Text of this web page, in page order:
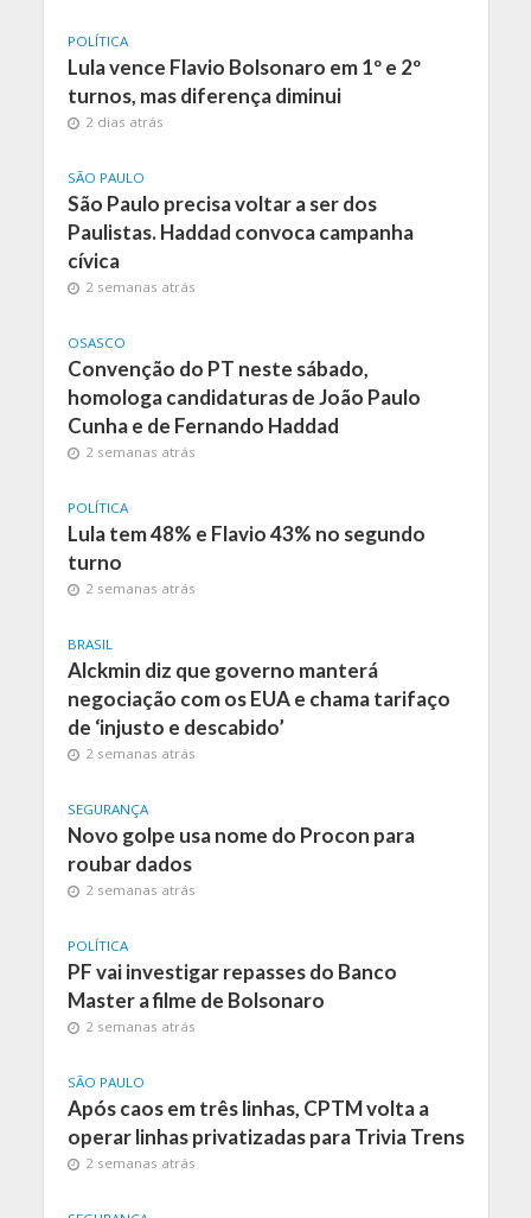
POLÍTICA
Lula vence Flavio Bolsonaro em 1º e 2º
turnos, mas diferença diminui
2 dias atrás
SÃO PAULO
São Paulo precisa voltar a ser dos
Paulistas. Haddad convoca campanha
cívica
2 semanas atrás
OSASCO
Convenção do PT neste sábado,
homologa candidaturas de João Paulo
Cunha e de Fernando Haddad
2 semanas atrás
POLÍTICA
Lula tem 48% e Flavio 43% no segundo
turno
2 semanas atrás
BRASIL
Alckmin diz que governo manterá
negociação com os EUA e chama tarifaço
de ‘injusto e descabido’
2 semanas atrás
SEGURANÇA
Novo golpe usa nome do Procon para
roubar dados
2 semanas atrás
POLÍTICA
PF vai investigar repasses do Banco
Master a filme de Bolsonaro
2 semanas atrás
SÃO PAULO
Após caos em três linhas, CPTM volta a
operar linhas privatizadas para Trivia Trens
2 semanas atrás